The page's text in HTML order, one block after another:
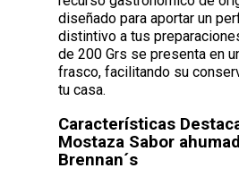
diseñado para aportar un
distintivo a tus
de 200 Grs se presenta en
frasco, facilitando su
tu casa.
Características
Mostaza Sabor
Brennan´s